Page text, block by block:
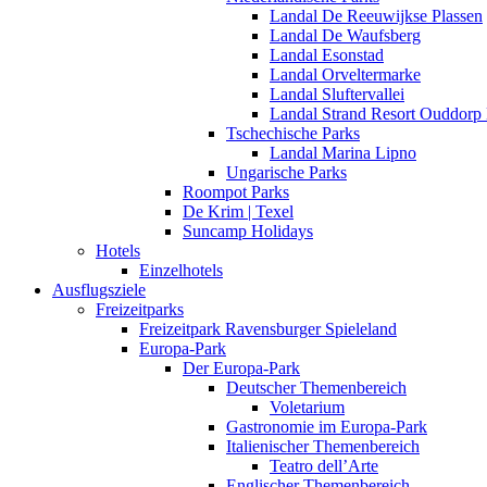
Landal De Reeuwijkse Plassen
Landal De Waufsberg
Landal Esonstad
Landal Orveltermarke
Landal Sluftervallei
Landal Strand Resort
Tschechische Parks
Landal Marina Lipno
Ungarische Parks
Roompot Parks
De Krim | Texel
Suncamp Holidays
Hotels
Einzelhotels
Ausflugsziele
Freizeitparks
Freizeitpark Ravensburger Spieleland
Europa-Park
Der Europa-Park
Deutscher Themenbereich
Voletarium
Gastronomie im Europa-Park
Italienischer Themenbereich
Teatro dell’Arte